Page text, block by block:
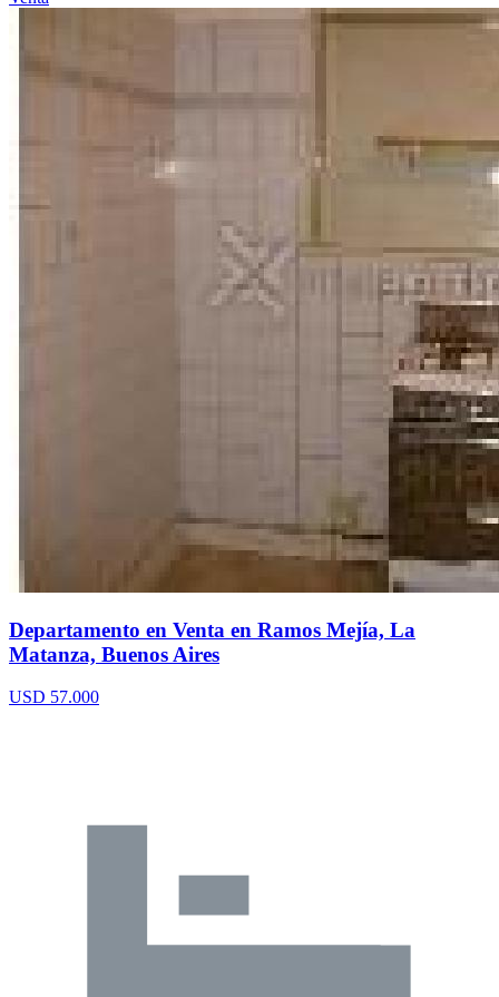
Departamento en Venta en Ramos Mejía, La
Matanza, Buenos Aires
USD 57.000